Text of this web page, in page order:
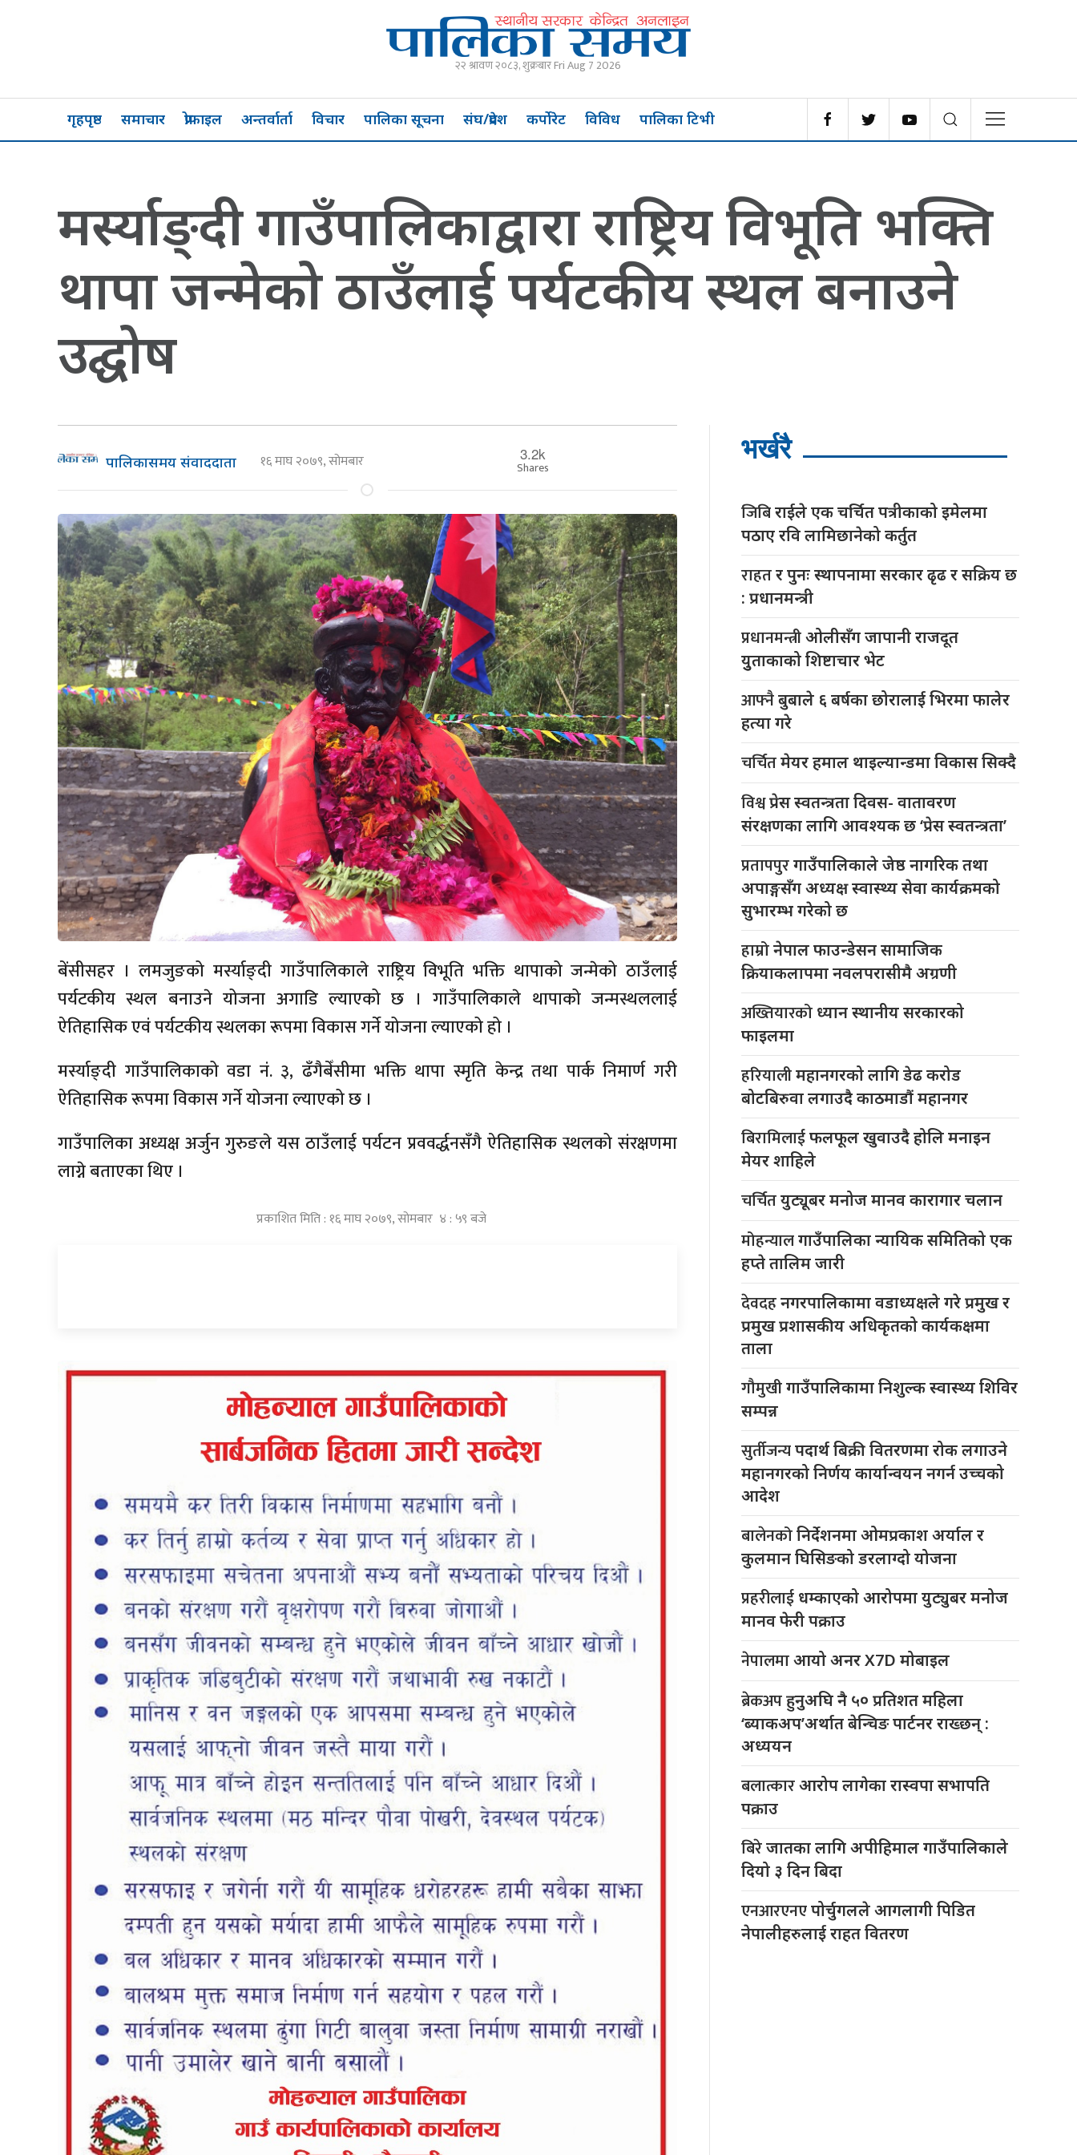
२२ श्रावण २०८३, शुक्रबार Fri Aug 7 2026
गृहपृष्ठ समाचार प्रोफाइल अन्तर्वार्ता विचार पालिका सूचना संघ/प्रदेश कर्पोरेट विविध पालिका टिभी
मर्स्याङ्दी गाउँपालिकाद्वारा राष्ट्रिय विभूति भक्ति
थापा जन्मेको ठाउँलाई पर्यटकीय स्थल बनाउने
उद्घोष
पालिकासमय संवाददाता १६ माघ २०७९, सोमबार 3.2k
Shares
बेंसीसहर । लमजुङको मर्स्याङ्दी गाउँपालिकाले राष्ट्रिय विभूति भक्ति थापाको जन्मेको ठाउँलाई
पर्यटकीय स्थल बनाउने योजना अगाडि ल्याएको छ । गाउँपालिकाले थापाको जन्मस्थललाई
ऐतिहासिक एवं पर्यटकीय स्थलका रूपमा विकास गर्ने योजना ल्याएको हो ।
मर्स्याङ्दी गाउँपालिकाको वडा नं. ३, ढँगैबेँसीमा भक्ति थापा स्मृति केन्द्र तथा पार्क निमार्ण गरी
ऐतिहासिक रूपमा विकास गर्ने योजना ल्याएको छ ।
गाउँपालिका अध्यक्ष अर्जुन गुरुङले यस ठाउँलाई पर्यटन प्रववर्द्धनसँगै ऐतिहासिक स्थलको संरक्षणमा
लाग्ने बताएका थिए ।
प्रकाशित मिति : १६ माघ २०७९, सोमबार ४ : ५९ बजे
भर्खरै
जिबिराईले एक चर्चित पत्रीकाको इमेलमा
पठाए रवि लामिछानेको कर्तुत
राहतर पुनः स्थापनामा सरकार ढृढ र सक्रिय छ
: प्रधानमन्त्री
प्रधानमन्त्रीओलीसँग जापानी राजदूत
युुताकाको शिष्टाचार भेट
आफ्नैबुबाले ६ बर्षका छोरालाई भिरमा फालेर
हत्या गरे
चर्चितमेयर हमाल थाइल्यान्डमा विकास सिक्दै
विश्वप्रेस स्वतन्त्रता दिवस- वातावरण
संरक्षणका लागि आवश्यक छ ‘प्रेस स्वतन्त्रता’
प्रतापपुरगाउँपालिकाले जेष्ठ नागरिक तथा
अपाङ्गसँग अध्यक्ष स्वास्थ्य सेवा कार्यक्रमको
सुभारम्भ गरेको छ
हाम्रोनेपाल फाउन्डेसन सामाजिक
क्रियाकलापमा नवलपरासीमै अग्रणी
अख्तियारको ध्यान स्थानीय सरकारको
फाइलमा
हरियालीमहानगरको लागि डेढ करोड
बोटबिरुवा लगाउदै काठमाडौं महानगर
बिरामिलाईफलफूल खुवाउदै होलि मनाइन
मेयर शाहिले
चर्चितयुट्यूबर मनोज मानव कारागार चलान
मोहन्यालगाउँपालिका न्यायिक समितिको एक
हप्ते तालिम जारी
देवदहनगरपालिकामा वडाध्यक्षले गरे प्रमुख र
प्रमुख प्रशासकीय अधिकृतको कार्यकक्षमा
ताला
गौमुखीगाउँपालिकामा निशुल्क स्वास्थ्य शिविर
सम्पन्न
सुर्तीजन्यपदार्थ बिक्री वितरणमा रोक लगाउने
महानगरको निर्णय कार्यान्वयन नगर्न उच्चको
आदेश
बालेनकोनिर्देशनमा ओमप्रकाश अर्याल र
कुलमान घिसिङको डरलाग्दो योजना
प्रहरीलाई धम्काएको आरोपमा युट्युबर मनोज
मानव फेरी पक्राउ
नेपालमाआयो अनर X7D मोबाइल
ब्रेकअपहुनुअघि नै ५० प्रतिशत महिला
‘ब्याकअप’अर्थात बेन्चिङ पार्टनर राख्छन् :
अध्ययन
बलात्कारआरोप लागेका रास्वपा सभापति
पक्राउ
बिरेजातका लागि अपीहिमाल गाउँपालिकाले
दियो ३ दिन बिदा
एनआरएनएपोर्चुगलले आगलागी पिडित
नेपालीहरुलाई राहत वितरण